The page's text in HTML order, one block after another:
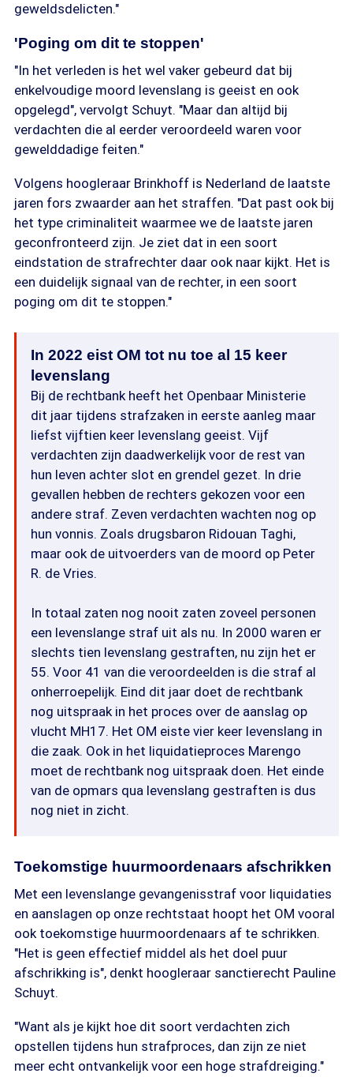
geweldsdelicten."
'Poging om dit te stoppen'
"In het verleden is het wel vaker gebeurd dat bij
enkelvoudige moord levenslang is geeist en ook
opgelegd", vervolgt Schuyt. "Maar dan altijd bij
verdachten die al eerder veroordeeld waren voor
gewelddadige feiten."
Volgens hoogleraar Brinkhoff is Nederland de laatste
jaren fors zwaarder aan het straffen. "Dat past ook bij
het type criminaliteit waarmee we de laatste jaren
geconfronteerd zijn. Je ziet dat in een soort
eindstation de strafrechter daar ook naar kijkt. Het is
een duidelijk signaal van de rechter, in een soort
poging om dit te stoppen."
In 2022 eist OM tot nu toe al 15 keer
levenslang
Bij de rechtbank heeft het Openbaar Ministerie
dit jaar tijdens strafzaken in eerste aanleg maar
liefst vijftien keer levenslang geeist. Vijf
verdachten zijn daadwerkelijk voor de rest van
hun leven achter slot en grendel gezet. In drie
gevallen hebben de rechters gekozen voor een
andere straf. Zeven verdachten wachten nog op
hun vonnis. Zoals drugsbaron Ridouan Taghi,
maar ook de uitvoerders van de moord op Peter
R. de Vries.
In totaal zaten nog nooit zaten zoveel personen
een levenslange straf uit als nu. In 2000 waren er
slechts tien levenslang gestraften, nu zijn het er
55. Voor 41 van die veroordeelden is die straf al
onherroepelijk. Eind dit jaar doet de rechtbank
nog uitspraak in het proces over de aanslag op
vlucht MH17. Het OM eiste vier keer levenslang in
die zaak. Ook in het liquidatieproces Marengo
moet de rechtbank nog uitspraak doen. Het einde
van de opmars qua levenslang gestraften is dus
nog niet in zicht.
Toekomstige huurmoordenaars afschrikken
Met een levenslange gevangenisstraf voor liquidaties
en aanslagen op onze rechtstaat hoopt het OM vooral
ook toekomstige huurmoordenaars af te schrikken.
"Het is geen effectief middel als het doel puur
afschrikking is", denkt hoogleraar sanctierecht Pauline
Schuyt.
"Want als je kijkt hoe dit soort verdachten zich
opstellen tijdens hun strafproces, dan zijn ze niet
meer echt ontvankelijk voor een hoge strafdreiging."